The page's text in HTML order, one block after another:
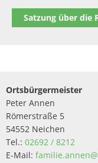
Satzung über die
Ortsbürgermeister
Peter Annen
Römerstraße 5
54552 Neichen
Tel.: 02692 / 8212
E-Mail: